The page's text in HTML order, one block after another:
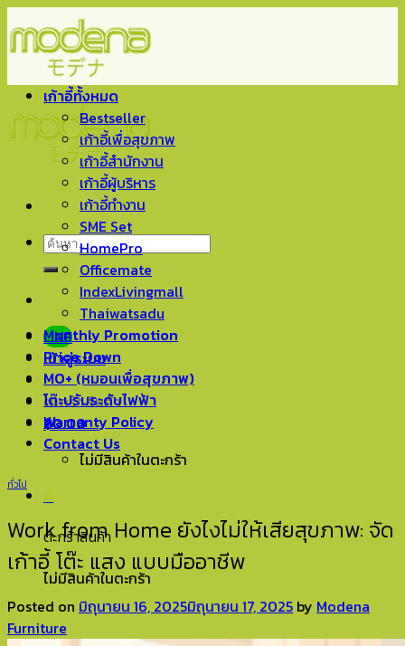
to
content
ค้นหา:
LINE
เข้าสู่ระบบ
ตะกร้าสินค้า
฿0.000
ไม่มีสินค้าในตะกร้า
ตะกร้าสินค้า
ไม่มีสินค้าในตะกร้า
เก้าอี้ทั้งหมด
Bestseller
เก้าอี้เพื่อสุขภาพ
เก้าอี้สำนักงาน
เก้าอี้ผู้บริหาร
เก้าอี้ทำงาน
SME Set
HomePro
Officemate
IndexLivingmall
Thaiwatsadu
Monthly Promotion
Price Down
MO+ (หมอนเพื่อสุขภาพ)
โต๊ะปรับระดับไฟฟ้า
Warranty Policy
Contact Us
ทั่วไป
Work from Home ยังไงไม่ให้เสียสุขภาพ: จัด
เก้าอี้ โต๊ะ แสง แบบมืออาชีพ
Posted on มิถุนายน 16, 2025มิถุนายน 17, 2025 by Modena
Furniture